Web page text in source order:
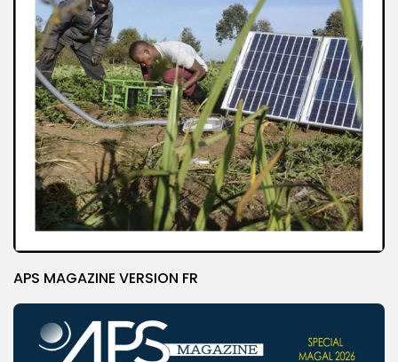
APS MAGAZINE VERSION FR